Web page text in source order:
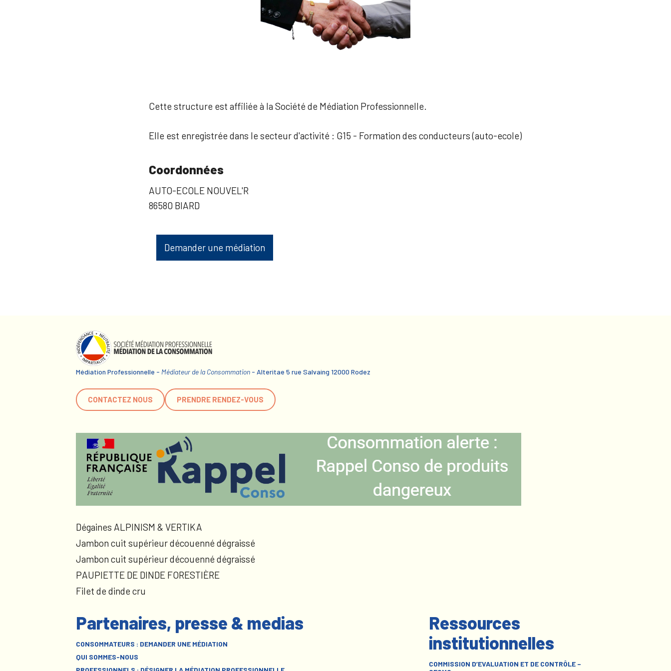
Cette structure est affiliée à la Société de Médiation Professionnelle.
Elle est enregistrée dans le secteur d'activité : G15 - Formation des conducteurs (auto-ecole)
Coordonnées
AUTO-ECOLE NOUVEL'R
86580 BIARD
Demander une médiation
Médiation Professionnelle - Médiateur de la Consommation - Alteritae 5 rue Salvaing 12000 Rodez
CONTACTEZ NOUS PRENDRE RENDEZ-VOUS
Dégaines ALPINISM & VERTIKA
Jambon cuit supérieur découenné dégraissé
Jambon cuit supérieur découenné dégraissé
PAUPIETTE DE DINDE FORESTIÈRE
Filet de dinde cru
Partenaires, presse & medias
CONSOMMATEURS : DEMANDER UNE MÉDIATION
QUI SOMMES-NOUS
Ressources
institutionnelles
COMMISSION D’EVALUATION ET DE CONTRÔLE –